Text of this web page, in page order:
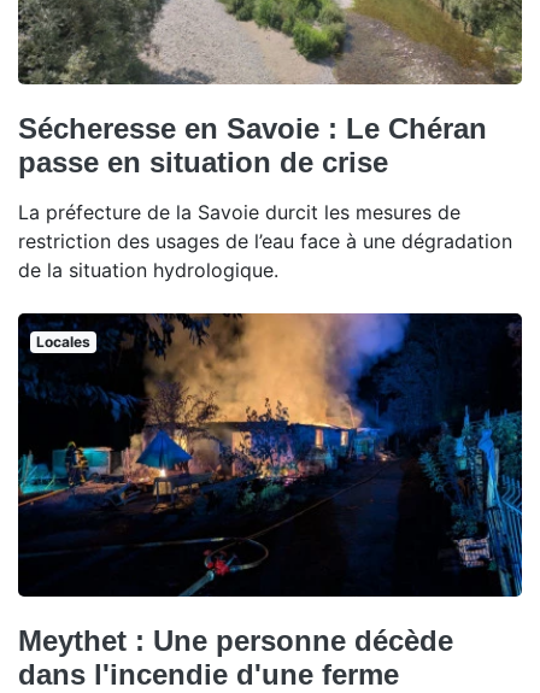
Sécheresse en Savoie : Le Chéran
passe en situation de crise
La préfecture de la Savoie durcit les mesures de
restriction des usages de l’eau face à une dégradation
de la situation hydrologique.
Locales
Meythet : Une personne décède
dans l'incendie d'une ferme